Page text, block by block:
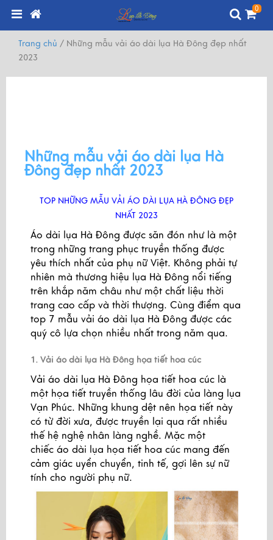
0
Trang chủ / Những mẫu vải áo dài lụa Hà Đông đẹp nhất
2023
Những mẫu vải áo dài lụa Hà
Đông đẹp nhất 2023
TOP NHỮNG MẪU VẢI ÁO DÀI LỤA HÀ ĐÔNG ĐẸP
NHẤT 2023
Áo dài lụa Hà Đông được săn đón như là một
trong những trang phục truyền thống được
yêu thích nhất của phụ nữ Việt. Không phải tự
nhiên mà thương hiệu lụa Hà Đông nổi tiếng
trên khắp năm châu như một chất liệu thời
trang cao cấp và thời thượng. Cùng điểm qua
top 7 mẫu vải áo dài lụa Hà Đông được các
quý cô lựa chọn nhiều nhất trong năm qua.
1. Vải áo dài lụa Hà Đông họa tiết hoa cúc
Vải áo dài lụa Hà Đông họa tiết hoa cúc là
một họa tiết truyền thống lâu đời của làng lụa
Vạn Phúc. Những khung dệt nên họa tiết này
có từ đời xưa, được truyền lại qua rất nhiều
thế hệ nghệ nhân làng nghề. Mặc một
chiếc áo dài lụa họa tiết hoa cúc mang đến
cảm giác uyển chuyển, tinh tế, gợi lên sự nữ
tính cho người phụ nữ.